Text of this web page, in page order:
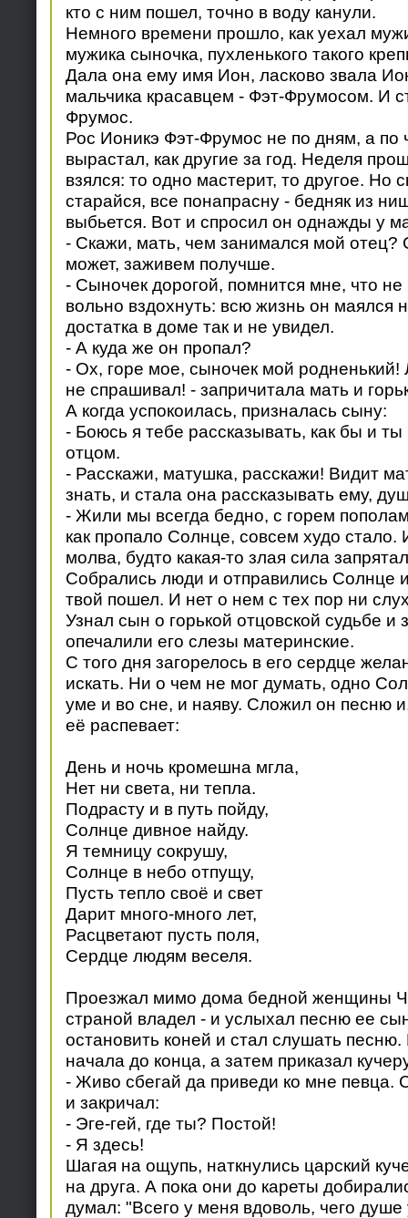
кто с ним пошел, точно в воду канули.
Немного времени прошло, как уехал
мужика сыночка, пухленького такого
Дала она ему имя Ион, ласково звала
мальчика красавцем - Фэт-Фрумосом. И
Фрумос.
Рос Ионикэ Фэт-Фрумос не по дням, а по
вырастал, как другие за год. Неделя
взялся: то одно мастерит, то другое. Но
старайся, все понапрасну - бедняк из
выбьется. Вот и спросил он однажды у
- Скажи, мать, чем занимался мой отец?
может, заживем получше.
- Сыночек дорогой, помнится мне, что
вольно вздохнуть: всю жизнь он маялся
достатка в доме так и не увидел.
- А куда же он пропал?
- Ох, горе мое, сыночек мой
не спрашивал! - запричитала мать и
А когда успокоилась, призналась сыну:
- Боюсь я тебе рассказывать, как бы и
отцом.
- Расскажи, матушка, расскажи! Видит
знать, и стала она рассказывать ему,
- Жили мы всегда бедно, с горем
как пропало Солнце, совсем худо
молва, будто какая-то злая сила
Собрались люди и отправились Солнце
твой пошел. И нет о нем с тех пор ни
Узнал сын о горькой отцовской судьбе и
опечалили его слезы материнские.
С того дня загорелось в его сердце
искать. Ни о чем не мог думать, одно
уме и во сне, и наяву. Сложил он песню
её распевает:
День и ночь кромешна мгла,
Нет ни света, ни тепла.
Подрасту и в путь пойду,
Солнце дивное найду.
Я темницу сокрушу,
Солнце в небо отпущу,
Пусть тепло своё и свет
Дарит много-много лет,
Расцветают пусть поля,
Сердце людям веселя.
Проезжал мимо дома бедной женщины
страной владел - и услыхал песню ее
остановить коней и стал слушать
начала до конца, а затем приказал
- Живо сбегай да приведи ко мне певца.
и закричал:
- Эге-гей, где ты? Постой!
- Я здесь!
Шагая на ощупь, наткнулись царский
на друга. А пока они до кареты
думал: "Всего у меня вдоволь, чего